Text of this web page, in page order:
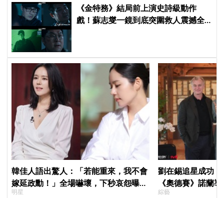
《金特務》結局前上演史詩級動作
戲！蘇志燮一鏡到底突圍救人震撼全
韓佳人語出驚人：「若能重來，我不會
嫁延政勳！」全場嚇壞，下秒哀怨曝真
實原因笑翻
明星
劉在錫追星成功
《奧德賽》諾蘭
比YA幸福笑容藏
綜藝